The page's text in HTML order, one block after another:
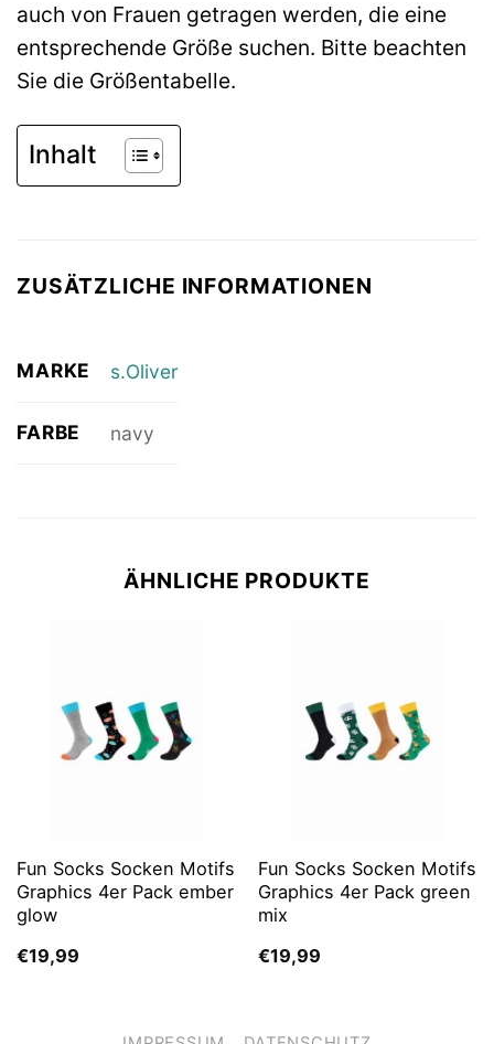
auch von Frauen getragen werden, die eine
entsprechende Größe suchen. Bitte beachten
Sie die Größentabelle.
Inhalt
ZUSÄTZLICHE INFORMATIONEN
MARKE s.Oliver
FARBE navy
ÄHNLICHE PRODUKTE
Fun Socks Socken Motifs
Graphics 4er Pack ember
glow
€19,99
Fun Socks Socken Motifs
Graphics 4er Pack green
mix
€19,99